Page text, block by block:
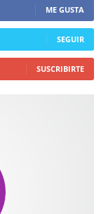
ME GUSTA
SEGUIR
SUSCRIBIRTE